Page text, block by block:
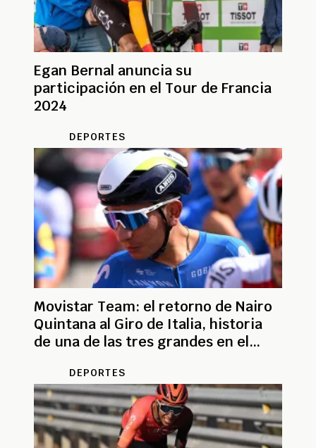
Egan Bernal anuncia su
participación en el Tour de Francia
2024
DEPORTES
Movistar Team: el retorno de Nairo
Quintana al Giro de Italia, historia
de una de las tres grandes en el
DEPORTES